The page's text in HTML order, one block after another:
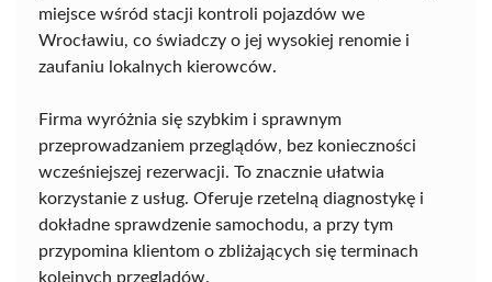
miejsce wśród stacji kontroli pojazdów we
Wrocławiu, co świadczy o jej wysokiej renomie i
zaufaniu lokalnych kierowców.
Firma wyróżnia się szybkim i sprawnym
przeprowadzaniem przeglądów, bez konieczności
wcześniejszej rezerwacji. To znacznie ułatwia
korzystanie z usług. Oferuje rzetelną diagnostykę i
dokładne sprawdzenie samochodu, a przy tym
przypomina klientom o zbliżających się terminach
kolejnych przeglądów.